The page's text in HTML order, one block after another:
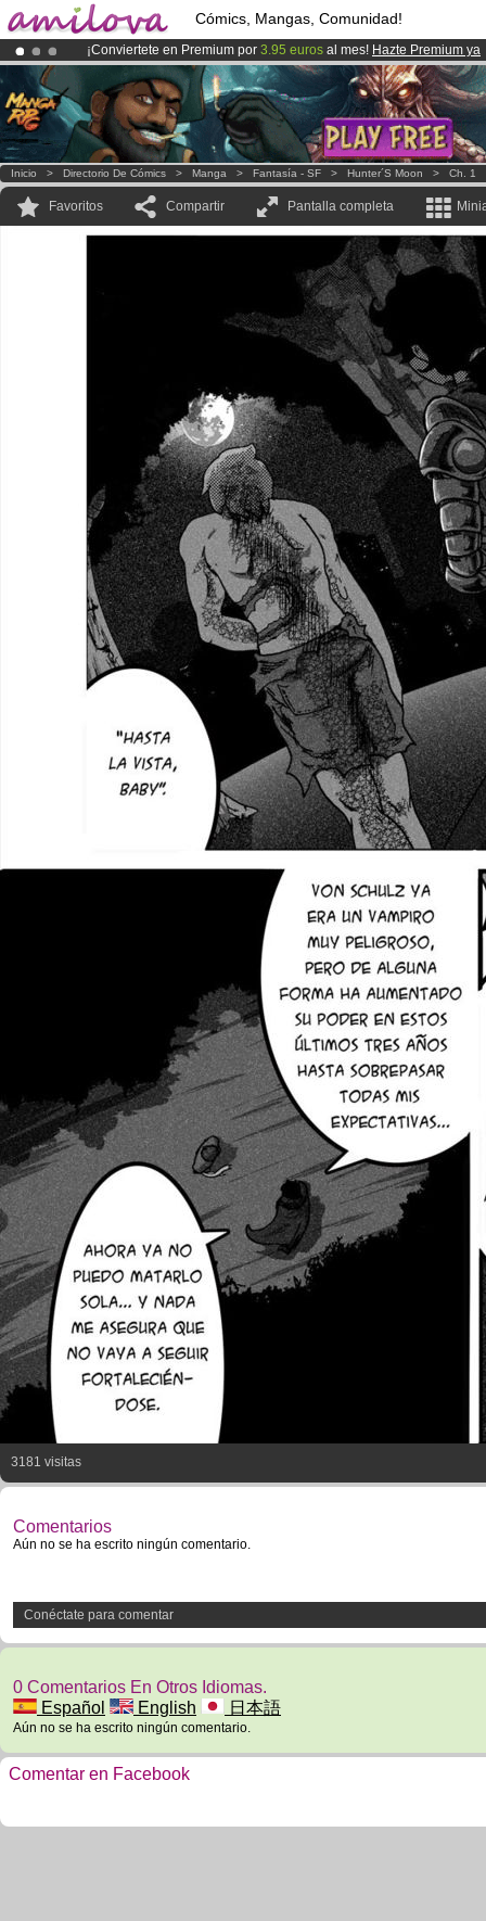
Cómics, Mangas, Comunidad!
¡Conviertete en Premium por 3.95 euros al mes! Hazte Premium ya
¡El Kickstarter Amilova está desormado lanzado!.
¡Ya tenemos 100000miembrosy 1000 Cómics y Mangas!.
Inicio > Directorio De Cómics > Manga > Fantasía - SF > Hunter´s Moon > Ch. 1
Favoritos Compartir Pantalla completa
3181 visitas
Comentarios
Aún no se ha escrito ningún comentario.
Conéctate para comentar
0 Comentarios En Otros Idiomas.
Español
English 日本語
Aún no se ha escrito ningún comentario.
Comentar en Facebook